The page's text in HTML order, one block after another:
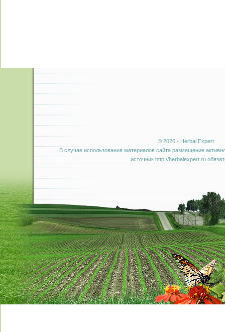
© 2026 - Herbal Expert
В случае использования материалов сайта размещение
источник http://herbalexpert.ru